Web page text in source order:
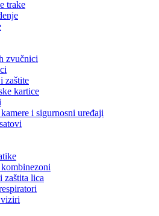
trake
zvučnici
zaštite
kartice
i sigurnosni uređaji
zaštita lica